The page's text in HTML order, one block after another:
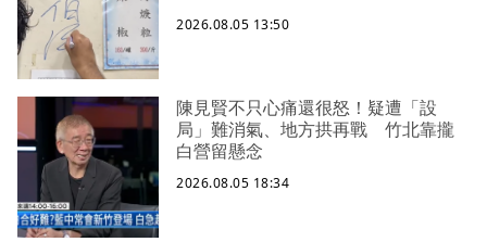
2026.08.05 13:50
陳見賢不只心痛還很怒！疑遭「設
局」難消氣、地方拱再戰 竹北靠攏
白營留懸念
2026.08.05 18:34